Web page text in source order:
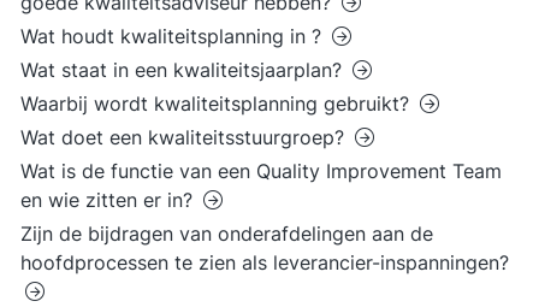
Wat houdt kwaliteitsplanning in ?
Wat staat in een kwaliteitsjaarplan?
Waarbij wordt kwaliteitsplanning gebruikt?
Wat doet een kwaliteitsstuurgroep?
Wat is de functie van een Quality Improvement Team
en wie zitten er in?
Zijn de bijdragen van onderafdelingen aan de
hoofdprocessen te zien als leverancier-inspanningen?